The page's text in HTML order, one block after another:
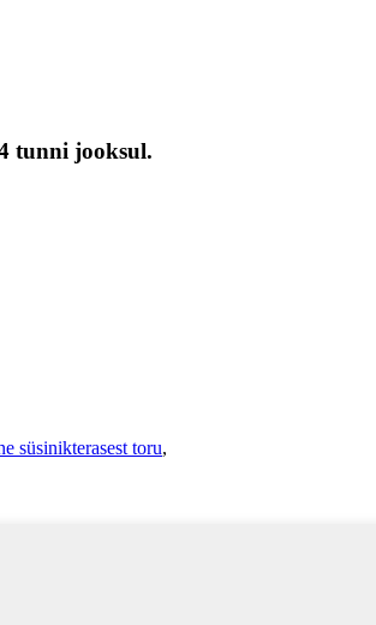
tunni jooksul.
süsinikterasest toru,